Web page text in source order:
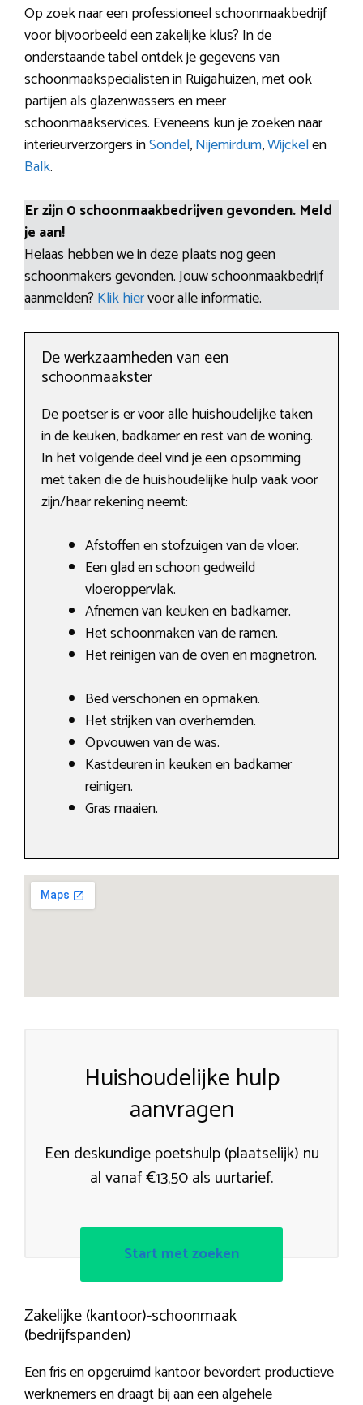
Op zoek naar een professioneel schoonmaakbedrijf
voor bijvoorbeeld een zakelijke klus? In de
onderstaande tabel ontdek je gegevens van
schoonmaakspecialisten in Ruigahuizen, met ook
partijen als glazenwassers en meer
schoonmaakservices. Eveneens kun je zoeken naar
interieurverzorgers inSondel,Nijemirdum,Wijckelen
Balk.
Er zijn 0 schoonmaakbedrijven gevonden. Meld
je aan!
Helaas hebben we in deze plaats nog geen
schoonmakers gevonden. Jouw schoonmaakbedrijf
aanmelden? Klik hiervoor alle informatie.
De werkzaamheden van een
schoonmaakster
De poetser is er voor alle huishoudelijke taken
in de keuken, badkamer en rest van de woning.
In het volgende deel vind je een opsomming
met taken die de huishoudelijke hulp vaak voor
zijn/haar rekening neemt:
Afstoffen en stofzuigen van de vloer.
Een glad en schoon gedweild
vloeroppervlak.
Afnemen van keuken en badkamer.
Het schoonmaken van de ramen.
Het reinigen van de oven en magnetron.
Bed verschonen en opmaken.
Het strijken van overhemden.
Opvouwen van de was.
Kastdeuren in keuken en badkamer
reinigen.
Gras maaien.
Huishoudelijke hulp
aanvragen
Een deskundige poetshulp (plaatselijk) nu
al vanaf €13,50 als uurtarief.
Start met zoeken
Zakelijke (kantoor)-schoonmaak
(bedrijfspanden)
Een fris en opgeruimd kantoor bevordert productieve
werknemers en draagt bij aan een algehele